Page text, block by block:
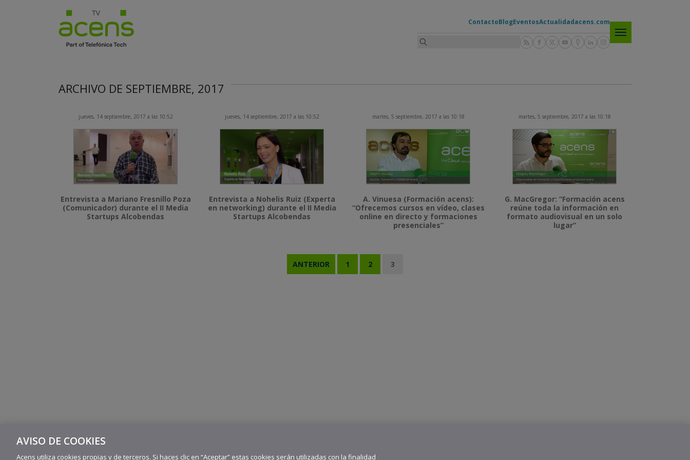
ContactoBlogEventosActualidadacens.com
ARCHIVO DE SEPTIEMBRE, 2017
jueves, 14 septiembre, 2017 a las 10:52
Entrevista a Mariano Fresnillo Poza
(Comunicador) durante el II Media
Startups Alcobendas
jueves, 14 septiembre, 2017 a las 10:52
Entrevista a Nohelis Ruiz (Experta
en networking) durante el II Media
Startups Alcobendas
martes, 5 septiembre, 2017 a las 10:18
A. Vinuesa (Formación acens):
“Ofrecemos cursos en vídeo, clases
online en directo y formaciones
presenciales”
martes, 5 septiembre, 2017 a las 10:18
G. MacGregor: “Formación acens
reúne toda la información en
formato audiovisual en un solo
lugar”
ANTERIOR 1 2 3
AVISO DE COOKIES
Acens utiliza cookies propias y de terceros. Si haces clic en “Aceptar” estas cookies serán utilizadas con la finalidad